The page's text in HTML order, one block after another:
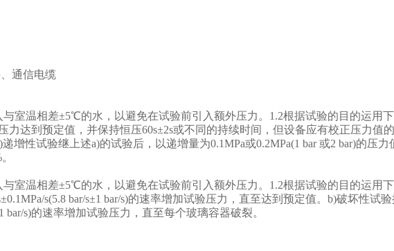
通信电缆
与室温相差±5℃的水，以避免在试验前引入额外压力。1.2根据试验的目的运用
力达到预定值，并保持恒压60s±2s或不同的持续时间，但设备应有校正压力值
增性试验继上述a)的试验后，以递增量为0.1MPa或0.2MPa(1 bar 或2 bar)的压
与室温相差±5℃的水，以避免在试验前引入额外压力。1.2根据试验的目的运用
s(5.8 bar/s±1 bar/s)的速率增加试验压力，直至达到预定值。b)破坏性试
bar/s)的速率增加试验压力，直至每个玻璃容器破裂。